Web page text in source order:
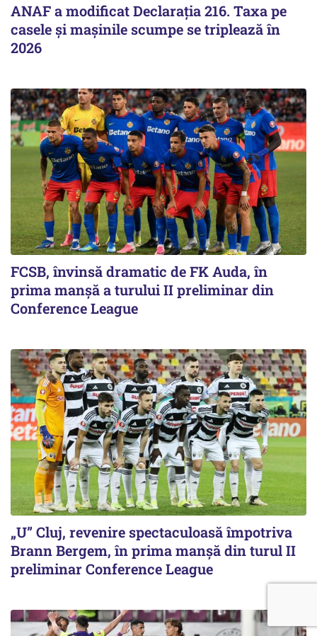
ANAF a modificat Declarația 216. Taxa pe
casele și mașinile scumpe se triplează în
2026
FCSB, învinsă dramatic de FK Auda, în
prima manșă a turului II preliminar din
Conference League
„U” Cluj, revenire spectaculoasă împotriva
Brann Bergem, în prima manșă din turul II
preliminar Conference League